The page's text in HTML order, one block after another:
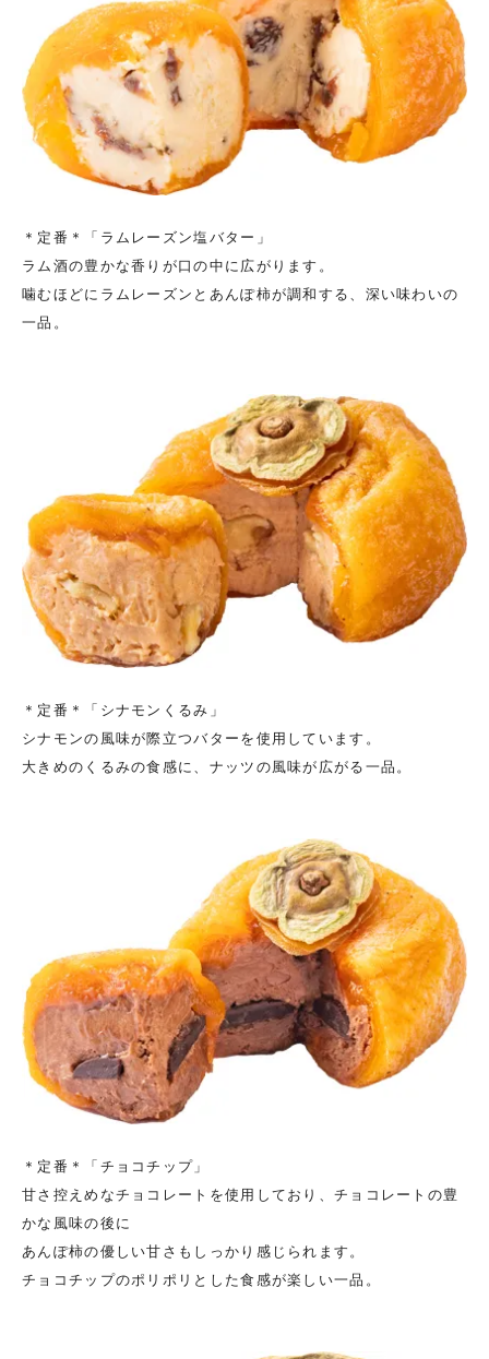
＊定番＊「ラムレーズン塩バター」
ラム酒の豊かな香りが口の中に広がります。
噛むほどにラムレーズンとあんぽ柿が調和する、深い味わいの
一品。
＊定番＊「シナモンくるみ」
シナモンの風味が際立つバターを使用しています。
大きめのくるみの食感に、ナッツの風味が広がる一品。
＊定番＊「チョコチップ」
甘さ控えめなチョコレートを使用しており、チョコレートの豊
かな風味の後に
あんぽ柿の優しい甘さもしっかり感じられます。
チョコチップのポリポリとした食感が楽しい一品。